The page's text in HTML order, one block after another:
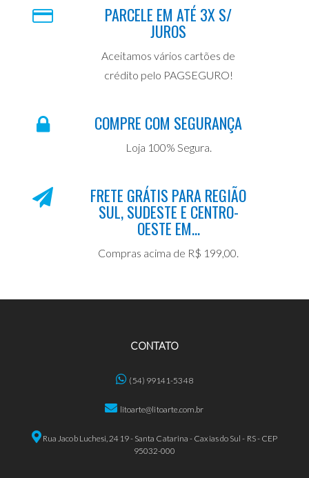
PARCELE EM ATÉ 3X S/
JUROS
Aceitamos vários cartões de
crédito pelo PAGSEGURO!
COMPRE COM SEGURANÇA
Loja 100% Segura.
FRETE GRÁTIS PARA REGIÃO
SUL, SUDESTE E CENTRO-
OESTE EM...
Compras acima de R$ 199,00.
CONTATO
(54) 99141-5348
litoarte@litoarte.com.br
Rua Jacob Luchesi, 2419 - Santa Catarina - Caxias do Sul - RS - CEP
95032-000